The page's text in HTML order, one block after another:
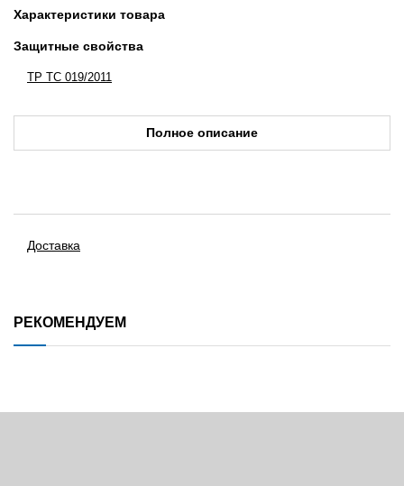
Характеристики товара
Защитные свойства
ТР ТС 019/2011
Полное описание
Доставка
РЕКОМЕНДУЕМ